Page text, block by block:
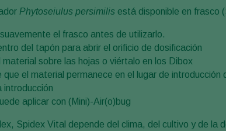
Phytoseiulus persimilis está disponible en frasco (
el frasco antes de utilizarlo.
del tapón para abrir el orificio de dosificación
material sobre las hojas o viértalo en los Dibox
que el material permanece en el lugar de introducción
introducción
aplicar con (Mini)-Air(o)bug
Spidex Vital depende del clima, del cultivo y de la